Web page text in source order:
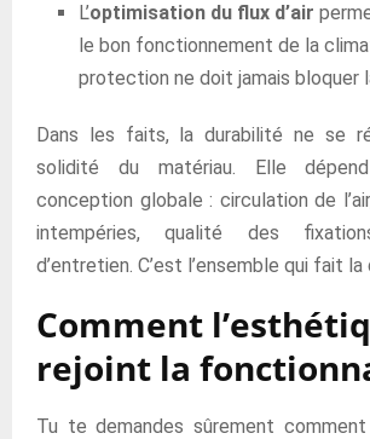
L’optimisation du flux d’air
le bon fonctionnement de la
protection ne doit jamais bloquer
Dans les faits, la durabilité ne se
solidité du matériau. Elle
conception globale : circulation de
intempéries, qualité des
d’entretien. C’est l’ensemble qui fait
Comment
rejoint la
Tu te demandes sûrement